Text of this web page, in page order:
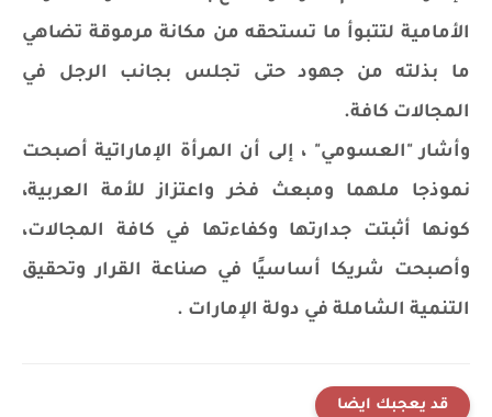
الأمامية لتتبوأ ما تستحقه من مكانة مرموقة تضاهي
ما بذلته من جهود حتى تجلس بجانب الرجل في
المجالات كافة.
وأشار "العسومي" ، إلى أن المرأة الإماراتية أصبحت
نموذجا ملهما ومبعث فخر واعتزاز للأمة العربية،
كونها أثبتت جدارتها وكفاءتها في كافة المجالات،
وأصبحت شريكا أساسيًا في صناعة القرار وتحقيق
التنمية الشاملة في دولة الإمارات .
قد يعجبك ايضا